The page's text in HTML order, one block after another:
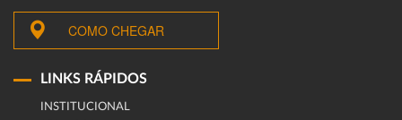
COMO CHEGAR
LINKS RÁPIDOS
INSTITUCIONAL